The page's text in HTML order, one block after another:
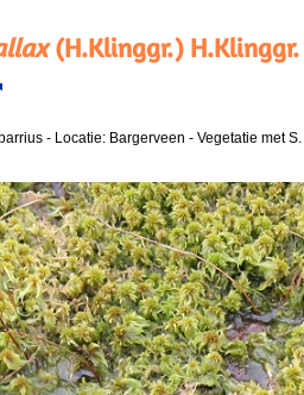
(H.Klinggr.) H.Klinggr.
- Locatie: Bargerveen - Vegetatie met